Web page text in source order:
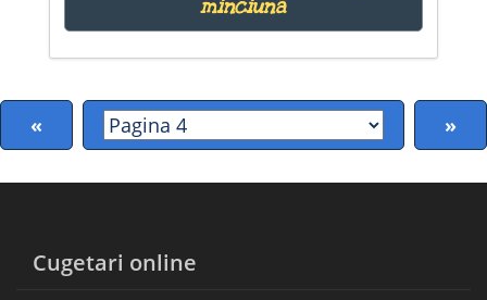
minciună
« »
Cugetari online